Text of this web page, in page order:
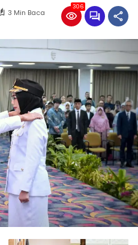
3 Min Baca
306